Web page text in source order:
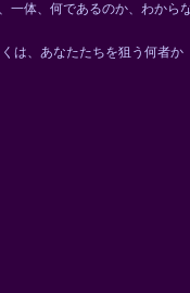
一体、何であるのか、わから
は、あなたたちを狙う何者か